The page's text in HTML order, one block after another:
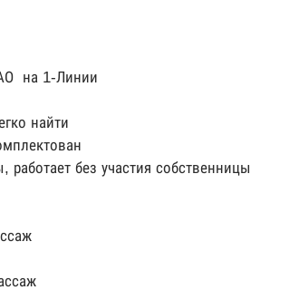
на 1-Линии
найти
без участия собственницы